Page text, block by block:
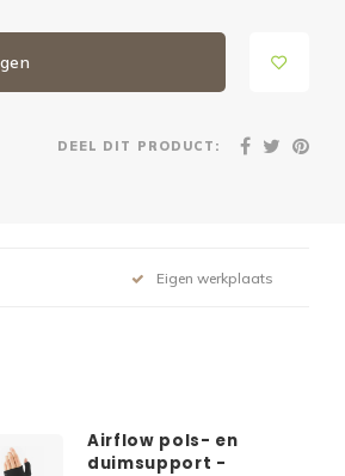
DEEL DIT PRODUCT:
Eigen werkplaats
Airflow pols- en
duimsupport -